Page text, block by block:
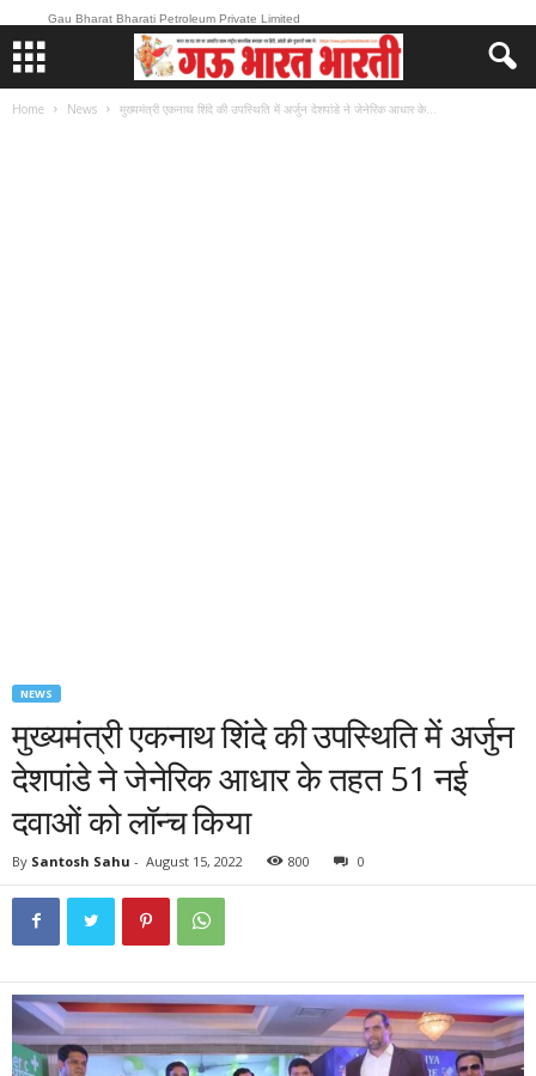
Gau Bharat Bharati Petroleum Private Limited
Home News मुख्यमंत्री एकनाथ शिंदे की उपस्थिति में अर्जुन देशपांडे ने जेनेरिक आधार के...
NEWS
मुख्यमंत्री एकनाथ शिंदे की उपस्थिति में अर्जुन
देशपांडे ने जेनेरिक आधार के तहत 51 नई
दवाओं को लॉन्च किया
By Santosh Sahu - August 15, 2022 800 0